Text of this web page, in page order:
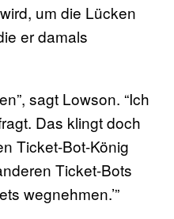
um die Lücken
er damals
sagt Lowson. “Ich
Das klingt doch
Ticket-Bot-König
Ticket-Bots
wegnehmen.’”